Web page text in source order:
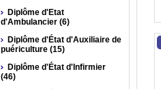
Diplôme d'Etat
d'Ambulancier (6)
Diplôme d'État d'Auxiliaire de
puériculture (15)
Diplôme d'État d'Infirmier
(46)